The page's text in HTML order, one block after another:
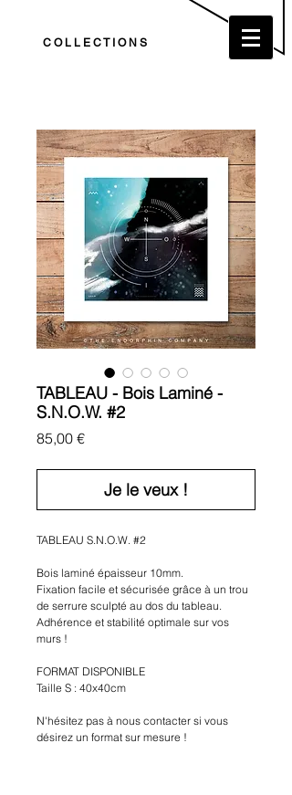
C O L L E C T I O N S
TABLEAU - Bois Laminé -
S.N.O.W. #2
85,00 €Prix
Je le veux !
TABLEAU S.N.O.W. #2
Bois laminé épaisseur 10mm.
Fixation facile et sécurisée grâce à un trou
de serrure sculpté au dos du tableau.
Adhérence et stabilité optimale sur vos
murs !
FORMAT DISPONIBLE
Taille S : 40x40cm
N'hésitez pas à nous contacter si vous
désirez un format sur mesure !